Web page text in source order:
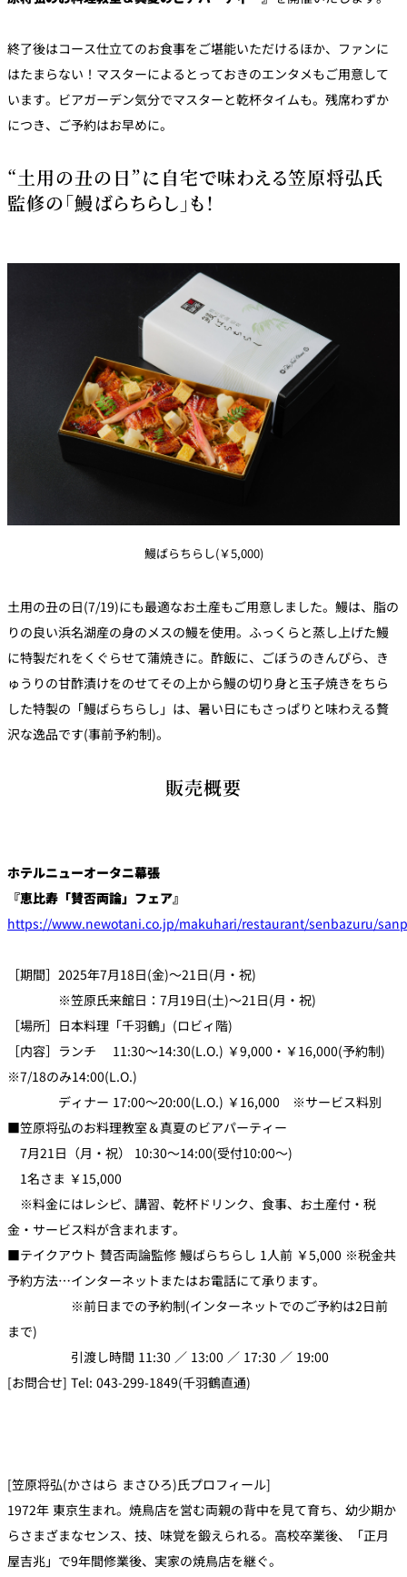
終了後はコース仕立てのお食事をご堪能いただけるほか、ファンに
はたまらない！マスターによるとっておきのエンタメもご用意して
います。ビアガーデン気分でマスターと乾杯タイムも。残席わずか
につき、ご予約はお早めに。
“土用の丑の日”に自宅で味わえる笠原将弘氏
監修の「鰻ばらちらし」も！
鰻ばらちらし(￥5,000)
土用の丑の日(7/19)にも最適なお土産もご用意しました。鰻は、脂の
りの良い浜名湖産の身のメスの鰻を使用。ふっくらと蒸し上げた鰻
に特製だれをくぐらせて蒲焼きに。酢飯に、ごぼうのきんぴら、き
ゅうりの甘酢漬けをのせてその上から鰻の切り身と玉子焼きをちら
した特製の「鰻ばらちらし」は、暑い日にもさっぱりと味わえる贅
沢な逸品です(事前予約制)。
販売概要
ホテルニューオータニ幕張
『恵比寿「賛否両論」フェア』
https://www.newotani.co.jp/makuhari/restaurant/senbazuru/
［期間］2025年7月18日(金)～21日(月・祝)
※笠原氏来館日：7月19日(土)～21日(月・祝)
［場所］日本料理「千羽鶴」(ロビィ階)
［内容］ランチ 11:30～14:30(L.O.) ￥9,000・￥16,000(予約制)
※7/18のみ14:00(L.O.)
ディナー 17:00～20:00(L.O.) ￥16,000 ※サービス料別
■笠原将弘のお料理教室＆真夏のビアパーティー
7月21日（月・祝） 10:30～14:00(受付10:00～)
1名さま ￥15,000
※料金にはレシピ、講習、乾杯ドリンク、食事、お土産付・税
金・サービス料が含まれます。
■テイクアウト 賛否両論監修 鰻ばらちらし 1人前 ￥5,000 ※税金共
予約方法…インターネットまたはお電話にて承ります。
※前日までの予約制(インターネットでのご予約は2日前
まで)
引渡し時間 11:30 ／ 13:00 ／ 17:30 ／ 19:00
[お問合せ] Tel: 043-299-1849(千羽鶴直通)
[笠原将弘(かさはら まさひろ)氏プロフィール]
1972年 東京生まれ。焼鳥店を営む両親の背中を見て育ち、幼少期か
らさまざまなセンス、技、味覚を鍛えられる。高校卒業後、「正月
屋吉兆」で9年間修業後、実家の焼鳥店を継ぐ。